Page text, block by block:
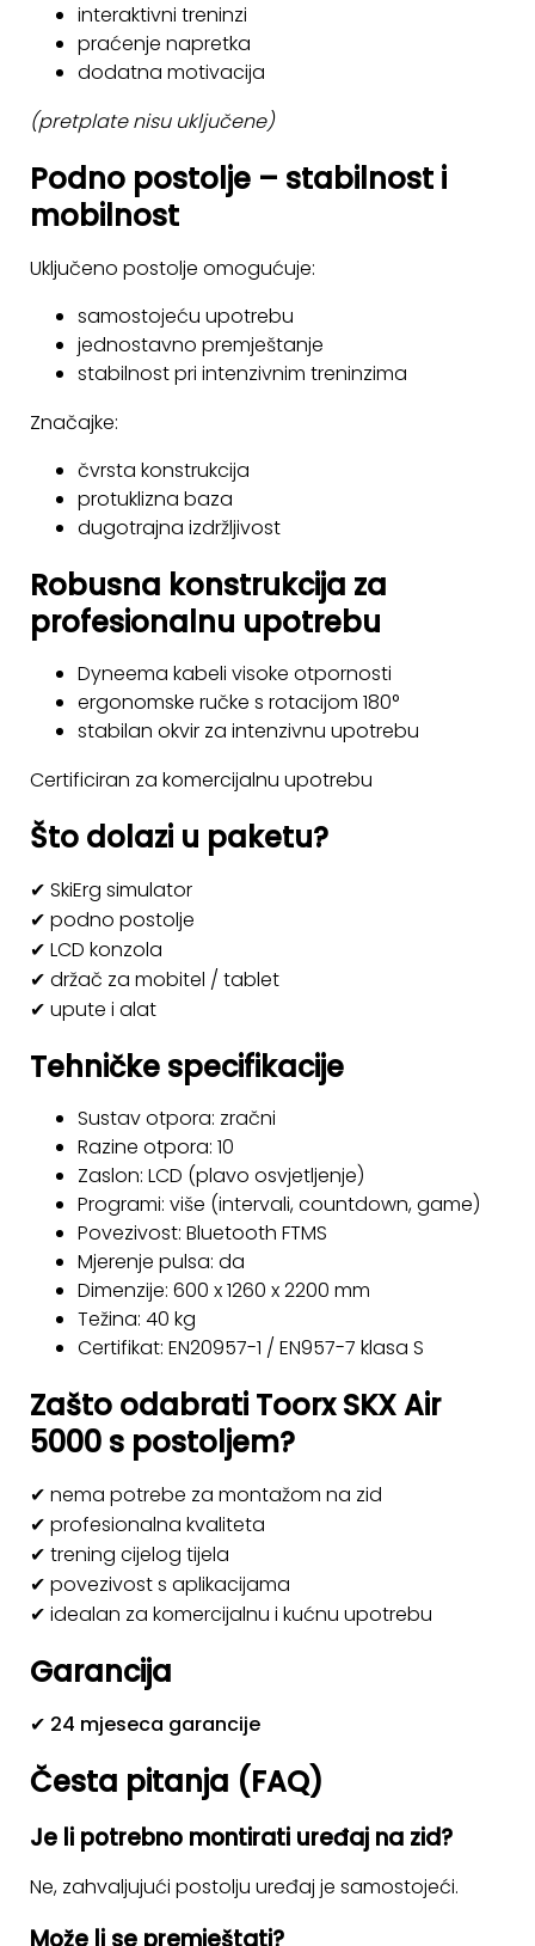
interaktivni treninzi
praćenje napretka
dodatna motivacija
(pretplate nisu uključene)
Podno postolje – stabilnost i
mobilnost
Uključeno postolje omogućuje:
samostojeću upotrebu
jednostavno premještanje
stabilnost pri intenzivnim treninzima
Značajke:
čvrsta konstrukcija
protuklizna baza
dugotrajna izdržljivost
Robusna konstrukcija za
profesionalnu upotrebu
Dyneema kabeli visoke otpornosti
ergonomske ručke s rotacijom 180°
stabilan okvir za intenzivnu upotrebu
Certificiran za komercijalnu upotrebu
Što dolazi u paketu?
✔ SkiErg simulator
✔ podno postolje
✔ LCD konzola
✔ držač za mobitel / tablet
✔ upute i alat
Tehničke specifikacije
Sustav otpora: zračni
Razine otpora: 10
Zaslon: LCD (plavo osvjetljenje)
Programi: više (intervali, countdown, game)
Povezivost: Bluetooth FTMS
Mjerenje pulsa: da
Dimenzije: 600 x 1260 x 2200 mm
Težina: 40 kg
Certifikat: EN20957-1 / EN957-7 klasa S
Zašto odabrati Toorx SKX Air
5000 s postoljem?
✔ nema potrebe za montažom na zid
✔ profesionalna kvaliteta
✔ trening cijelog tijela
✔ povezivost s aplikacijama
✔ idealan za komercijalnu i kućnu upotrebu
Garancija
✔ 24 mjeseca garancije
Česta pitanja (FAQ)
Je li potrebno montirati uređaj na zid?
Ne, zahvaljujući postolju uređaj je samostojeći.